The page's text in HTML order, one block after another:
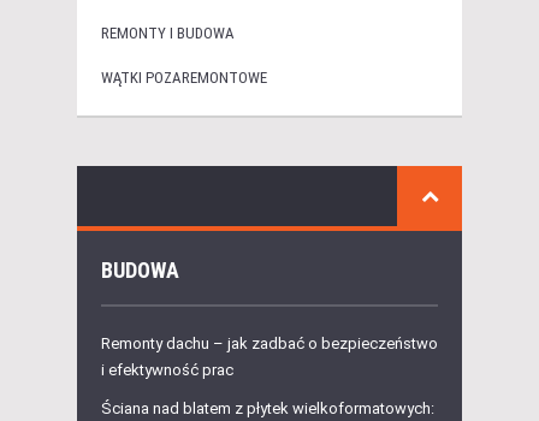
REMONTY I BUDOWA
WĄTKI POZAREMONTOWE
BUDOWA
Remonty dachu – jak zadbać o bezpieczeństwo
i efektywność prac
Ściana nad blatem z płytek wielkoformatowych: